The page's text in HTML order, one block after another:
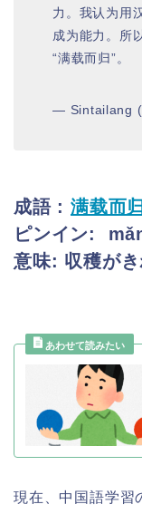
力。我认为用
成为能力。所
“满载而归”。
— Sintailang
成語 : 满载而归
ピンイン:
意味: 収穫が
現在、中国語学習